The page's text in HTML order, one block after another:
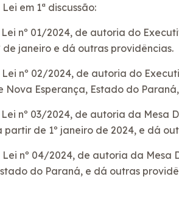
em 1ª discussão:
nº 01/2024, de autoria do
de janeiro e dá outras providências.
nº 02/2024, de autoria do
Nova Esperança, Estado do
nº 03/2024, de autoria da Mesa
partir de 1º janeiro de 2024, e dá
Lei nº 04/2024, de autoria da
do Paraná, e dá outras